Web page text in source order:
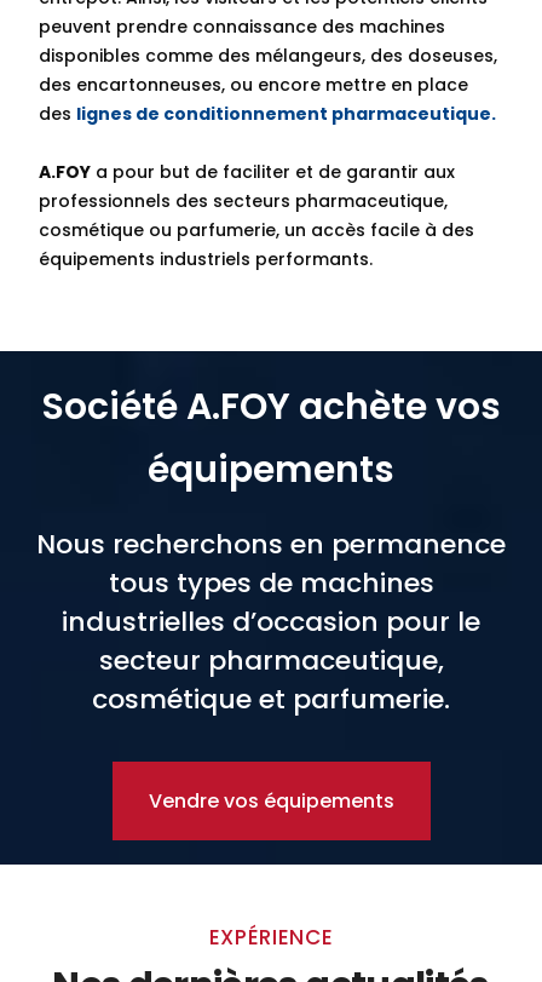
peuvent prendre connaissance des machines
disponibles comme des mélangeurs, des doseuses,
des encartonneuses, ou encore mettre en place
des lignes de conditionnement pharmaceutique.
A.FOY a pour but de faciliter et de garantir aux
professionnels des secteurs pharmaceutique,
cosmétique ou parfumerie, un accès facile à des
équipements industriels performants.
Société A.FOY achète vos
équipements
Nous recherchons en permanence
tous types de machines
industrielles d’occasion pour le
secteur pharmaceutique,
cosmétique et parfumerie.
Vendre vos équipements
EXPÉRIENCE